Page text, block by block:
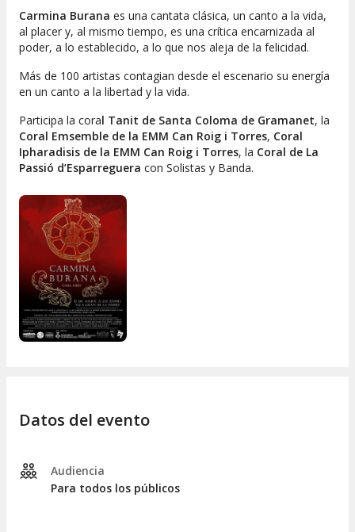
Carmina Burana es una cantata clásica, un canto a la vida,
al placer y, al mismo tiempo, es una crítica encarnizada al
poder, a lo establecido, a lo que nos aleja de la felicidad.
Más de 100 artistas contagian desde el escenario su energía
en un canto a la libertad y la vida.
Participa la coral Tanit de Santa Coloma de Gramanet, la
Coral Emsemble de la EMM Can Roig i Torres, Coral
Ipharadisis de la EMM Can Roig i Torres, la Coral de La
Passió d’Esparreguera con Solistas y Banda.
Datos del evento
Audiencia
Para todos los públicos